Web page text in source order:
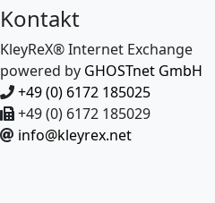
Kontakt
KleyReX® Internet Exchange
powered by GHOSTnet GmbH
+49 (0) 6172 185025
+49 (0) 6172 185029
info@kleyrex.net